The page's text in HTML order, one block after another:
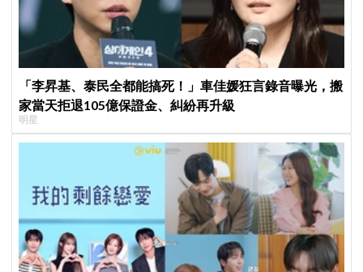
「李昇基、泰民全都能搞死！」車佳媛狂言錄音曝光，搬
家當天拒退105億保證金、糾紛再升級
明星